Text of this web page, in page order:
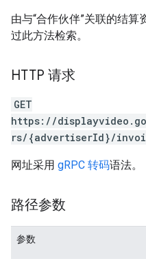
由与“合作伙伴”关联的结
过此方法检索。
HTTP 请求
GET
https://
rs/{advertiserId}/
网址采用 gRPC 转码语法。
路径参数
参数